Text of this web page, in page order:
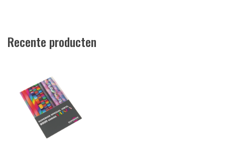
Recente producten